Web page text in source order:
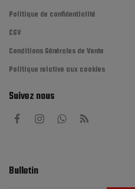
Politique de confidentialité
CGV
Conditions Générales de Vente
Politique relative aux cookies
Suivez nous
Bulletin